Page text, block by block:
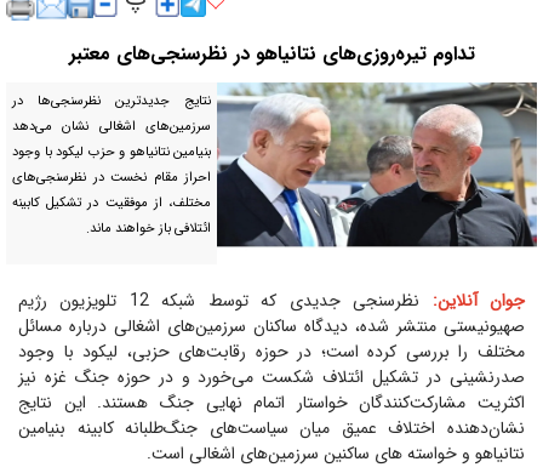
تداوم تیره‌روزی‌های نتانیاهو در نظرسنجی‌های معتبر
نتایج جدیدترین نظرسنجی‌ها در
سرزمین‌های اشغالی نشان می‌دهد
بنیامین نتانیاهو و حزب لیکود با وجود
احراز مقام نخست در نظرسنجی‌های
مختلف، از موفقیت در تشکیل کابینه
ائتلافی باز خواهند ماند.
جوان آنلاین:
نظرسنجی جدیدی که توسط شبکه 12 تلویزیون رژیم
صهیونیستی منتشر شده، دیدگاه‌ ساکنان سرزمین‌های اشغالی درباره مسائل
مختلف را بررسی کرده است؛ در حوزه رقابت‌های حزبی، لیکود با وجود
صدرنشینی در تشکیل ائتلاف شکست می‌خورد و در حوزه جنگ غزه نیز
اکثریت مشارکت‌کنندگان خواستار اتمام نهایی جنگ هستند. این نتایج
نشان‌دهنده اختلاف عمیق میان سیاست‌های جنگ‌طلبانه کابینه بنیامین
نتانیاهو و خواسته های ساکنین سرزمین‌های اشغالی است.